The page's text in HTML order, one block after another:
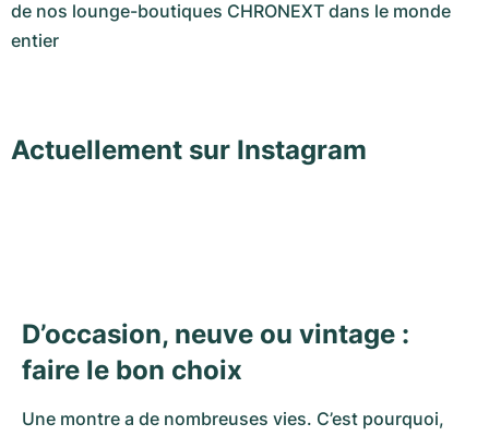
de nos lounge-boutiques CHRONEXT dans le monde
entier
Actuellement sur Instagram
D’occasion, neuve ou vintage :
faire le bon choix
Une montre a de nombreuses vies. C’est pourquoi,